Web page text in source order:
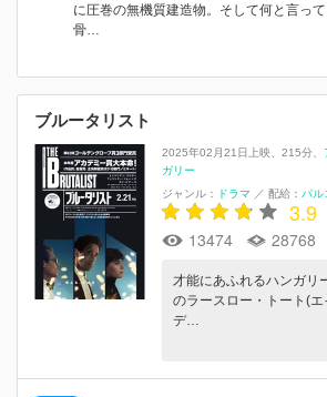
に圧巻の無機質建造物。そして何と言っ
骨…
ブルータリスト
2025年02月21日上映 215分
ガリー
ジャンル：
ドラマ ／ 配給： パル
3.9
13474 28768
才能にあふれるハンガリ
のラースロー・トート(
デ…